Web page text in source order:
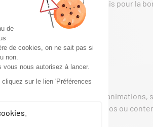
à des tiers hormis pour la
images, textes, vidéos, animations,
l’exception des marques, logos ou